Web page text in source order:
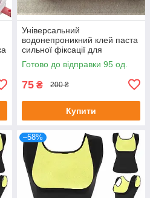
Універсальний
водонепроникний клей паста
сильної фіксації для
швидкого ремонту Extra Fix
Glue
Готово до відправки 95 од.
75 ₴ 200 ₴
Купити
–58%